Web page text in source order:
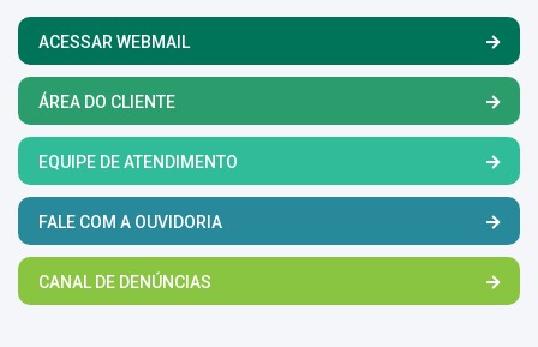
ACESSAR WEBMAIL
ÁREA DO CLIENTE
EQUIPE DE ATENDIMENTO
FALE COM A OUVIDORIA
CANAL DE DENÚNCIAS